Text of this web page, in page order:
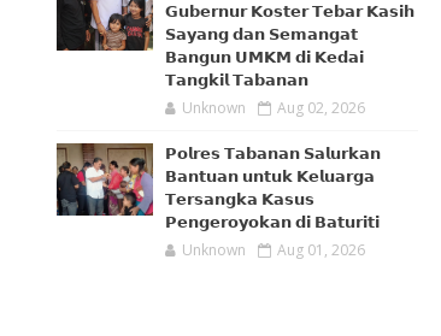
𝗚𝘂𝗯𝗲𝗿𝗻𝘂𝗿 𝗞𝗼𝘀𝘁𝗲𝗿 𝗧𝗲𝗯𝗮𝗿 𝗞𝗮𝘀𝗶𝗵
𝗦𝗮𝘆𝗮𝗻𝗴 𝗱𝗮𝗻 𝗦𝗲𝗺𝗮𝗻𝗴𝗮𝘁
𝗕𝗮𝗻𝗴𝘂𝗻 𝗨𝗠𝗞𝗠 𝗱𝗶 𝗞𝗲𝗱𝗮𝗶
𝗧𝗮𝗻𝗴𝗸𝗶𝗹 𝗧𝗮𝗯𝗮𝗻𝗮𝗻
Unknown Aug 02, 2026
𝗣𝗼𝗹𝗿𝗲𝘀 𝗧𝗮𝗯𝗮𝗻𝗮𝗻 𝗦𝗮𝗹𝘂𝗿𝗸𝗮𝗻
𝗕𝗮𝗻𝘁𝘂𝗮𝗻 𝘂𝗻𝘁𝘂𝗸 𝗞𝗲𝗹𝘂𝗮𝗿𝗴𝗮
𝗧𝗲𝗿𝘀𝗮𝗻𝗴𝗸𝗮 𝗞𝗮𝘀𝘂𝘀
𝗣𝗲𝗻𝗴𝗲𝗿𝗼𝘆𝗼𝗸𝗮𝗻 𝗱𝗶 𝗕𝗮𝘁𝘂𝗿𝗶𝘁𝗶
Unknown Aug 01, 2026